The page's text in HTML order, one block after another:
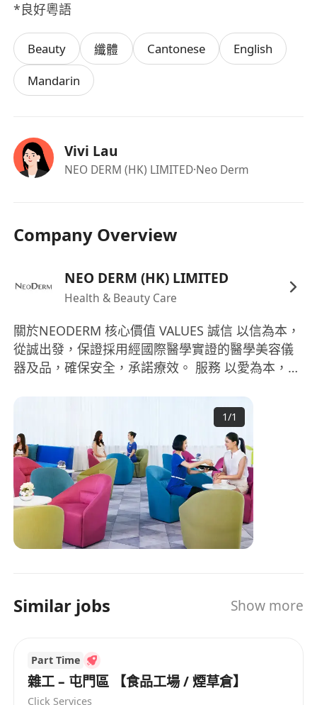
*良好粵語
Beauty 纖體 Cantonese
English
Mandarin
Vivi Lau
NEO DERM (HK) LIMITED·Neo Derm
Company Overview
NEO DERM (HK) LIMITED
Health & Beauty Care
關於NEODERM 核心價值 VALUES 誠信 以信為本，
從誠出發，保證採用經國際醫學實證的醫學美容儀
器及品，確保安全，承諾療效。 服務 以愛為本，從
全心貼身的照顧，持續優化由中心到家的美容體
極肩負企業責任， 致力提升管理水平，與業界共襄
突破。 使命 MISSION 用世界級醫學美容專業，培
訓人才以真誠備至的服務， 為生命創造美麗無限的
精彩未來。 目標 VISION 秉承行業領導地位，超越
優質專業管理及服務水平， 與業界共創國際級醫學
美容的新猷。 https://neoderm.com.hk/ 另外我地
亦歡迎您加入美容治療師社區，呢到經常會有最
https://whatsapp.com/channel/0029VagyGJx60e
1/1
Similar jobs Show more
Part Time
雜工 – 屯門區 【食品工場 / 煙草倉】
Click Services